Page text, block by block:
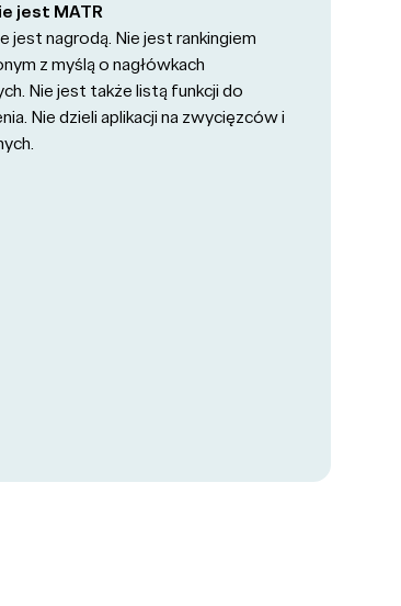
jest MATR
jest nagrodą. Nie jest rankingiem
z myślą o nagłówkach
Nie jest także listą funkcji do
Nie dzieli aplikacji na zwycięzców i